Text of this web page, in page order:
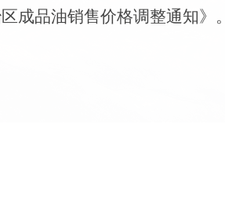
成品油销售价格调整通知》